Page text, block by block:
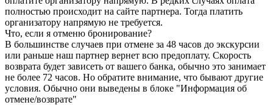
полностью происходит на сайте партнера. Тогда платить
организатору напрямую не требуется.
Что, если я отменю бронирование?
В большинстве случаев при отмене за 48 часов до экскурсии
или раньше наш партнер вернет всю предоплату. Скорость
возврата будет зависеть от вашего банка, обычно это занимает
не более 72 часов. Но обратите внимание, что бывают другие
условия. Обычно они выведены в блоке "Информация об
отмене/возврате"